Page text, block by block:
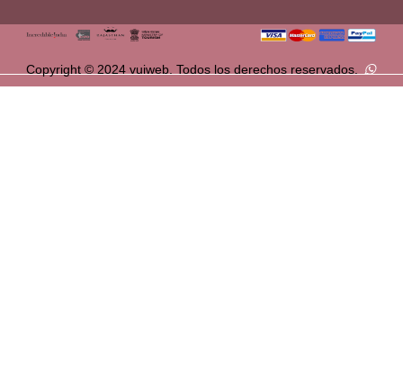
Copyright © 2024 vuiweb. Todos los derechos reservados.